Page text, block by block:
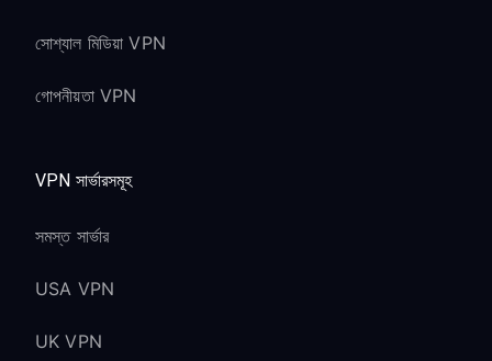
সোশ্যাল মিডিয়া VPN
গোপনীয়তা VPN
VPN সার্ভারসমূহ
সমস্ত সার্ভার
USA VPN
UK VPN